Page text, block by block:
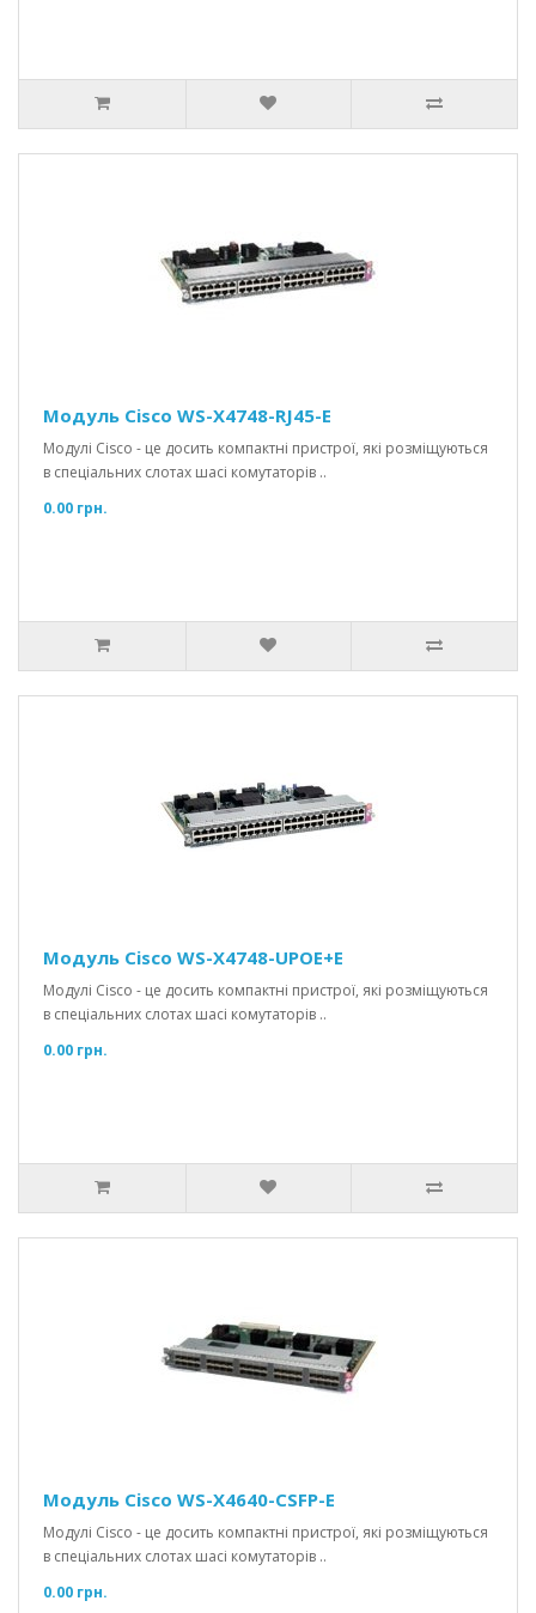
Модуль Cisco WS-X4748-RJ45-E
Модулі Cisco - це досить компактні пристрої, які розміщуються
в спеціальних слотах шасі комутаторів ..
0.00 грн.
Модуль Cisco WS-X4748-UPOE+E
Модулі Cisco - це досить компактні пристрої, які розміщуються
в спеціальних слотах шасі комутаторів ..
0.00 грн.
Модуль Cisco WS-X4640-CSFP-E
Модулі Cisco - це досить компактні пристрої, які розміщуються
в спеціальних слотах шасі комутаторів ..
0.00 грн.